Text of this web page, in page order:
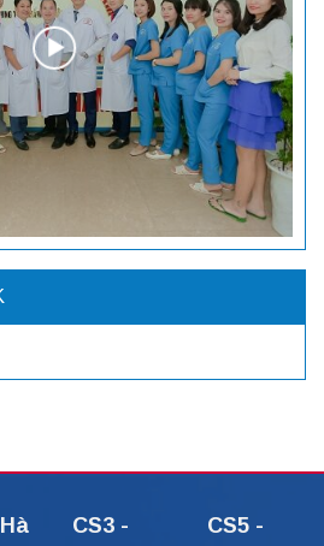
CS3 -
CS5 -